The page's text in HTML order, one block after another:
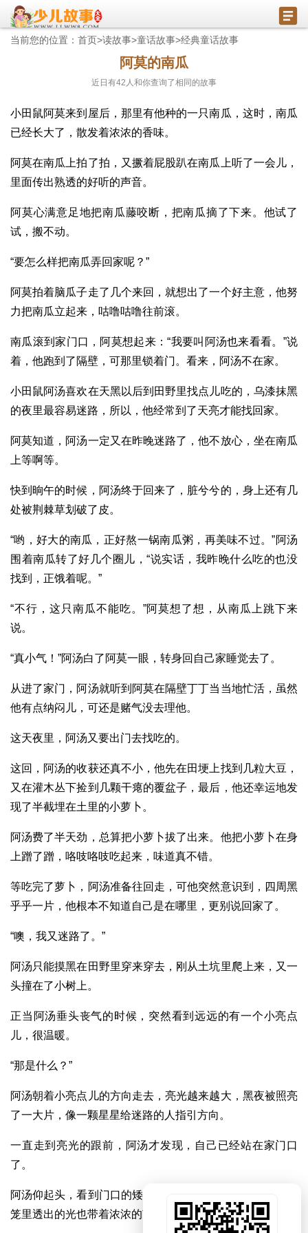
当前您的位置： 首页>读故事>童话故事>经典童话故事
阿莫的南瓜
近日有42 人和你查询了相同的故事
小田鼠阿莫来到屋后，那里有他种的一只南瓜，这时，南瓜
已经长大了，散发着浓浓的香味。
阿莫在南瓜上拍了拍，又撅着屁股趴在南瓜上听了一会儿，
里面传出熟透的好听的声音。
阿莫心满意足地把南瓜藤咬断，把南瓜摘了下来。他试了
试，搬不动。
“要怎么样把南瓜弄回家呢？”
阿莫拍着脑瓜子走了几个来回，就想出了一个好主意，他努
力把南瓜立起来，咕噜咕噜往前滚。
南瓜滚到家门口，阿莫想起来：“我要叫阿汤也来看看。”说
着，他跑到了隔壁，可那里锁着门。看来，阿汤不在家。
小田鼠阿汤喜欢在天黑以后到田野里找点儿吃的，乌漆抹黑
的夜里最容易迷路，所以，他经常到了天亮才能找回家。
阿莫知道，阿汤一定又在昨晚迷路了，他不放心，坐在南瓜
上等啊等。
快到晌午的时候，阿汤终于回来了，脏兮兮的，身上还有几
处被荆棘草划破了皮。
“哟，好大的南瓜，正好熬一锅南瓜粥，再美味不过。”阿汤
围着南瓜转了好几个圈儿，“说实话，我昨晚什么吃的也没
找到，正饿着呢。”
“不行，这只南瓜不能吃。”阿莫想了想，从南瓜上跳下来
说。
“真小气！”阿汤白了阿莫一眼，转身回自己家睡觉去了。
从进了家门，阿汤就听到阿莫在隔壁丁丁当当地忙活，虽然
他有点纳闷儿，可还是赌气没去理他。
这天夜里，阿汤又要出门去找吃的。
这回，阿汤的收获还真不小，他先在田埂上找到几粒大豆，
又在灌木丛下捡到几颗干瘪的覆盆子，最后，他还幸运地发
现了半截埋在土里的小萝卜。
阿汤费了半天劲，总算把小萝卜拔了出来。他把小萝卜在身
上蹭了蹭，咯吱咯吱吃起来，味道真不错。
等吃完了萝卜，阿汤准备往回走，可他突然意识到，四周黑
乎乎一片，他根本不知道自己是在哪里，更别说回家了。
“噢，我又迷路了。”
阿汤只能摸黑在田野里穿来穿去，刚从土坑里爬上来，又一
头撞在了小树上。
正当阿汤垂头丧气的时候，突然看到远远的有一个小亮点
儿，很温暖。
“那是什么？”
阿汤朝着小亮点儿的方向走去，亮光越来越大，黑夜被照亮
了一大片，像一颗星星给迷路的人指引方向。
一直走到亮光的跟前，阿汤才发现，自己已经站在家门口
了。
阿汤仰起头，看到门口的矮树上挂着一只南瓜灯笼，就连灯
笼里透出的光也带着浓浓的南瓜香。